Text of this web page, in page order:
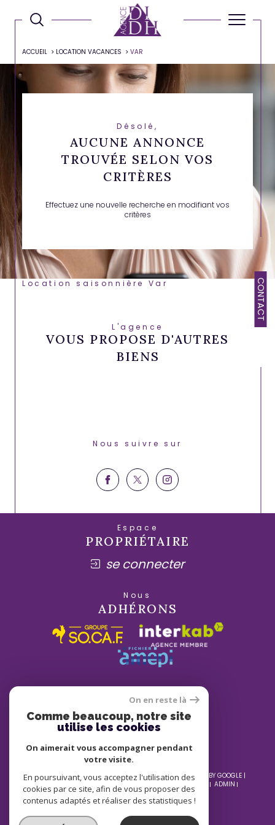
CONTACT
ACCUEIL LOCATION VACANCES VAR
Désolé,
AUCUNE ANNONCE
TROUVÉE SELON VOS
CRITÈRES
Effectuez une nouvelle recherche en modifiant vos
critères
Location saisonnière Var
L'agence
VOUS PROPOSE D'AUTRES
BIENS
Nous suivre sur
Espace
PROPRIÉTAIRE
se connecter
Nous
ADHÉRONS
© 2026 | TOUS DROITS RÉSERVÉS | TRADUCTION POWERED BY GOOGLE |
NOS HONORAIRES
PLAN DU SITE MENTIONS LÉGALES
ADMIN
NOS LIENS
POLITIQUE RGPD COOKIES
On en reste là
Comme beaucoup, notre site
utilise les cookies
On aimerait vous accompagner pendant
votre visite.
En poursuivant, vous acceptez l'utilisation des
cookies par ce site, afin de vous proposer des
contenus adaptés et réaliser des statistiques !